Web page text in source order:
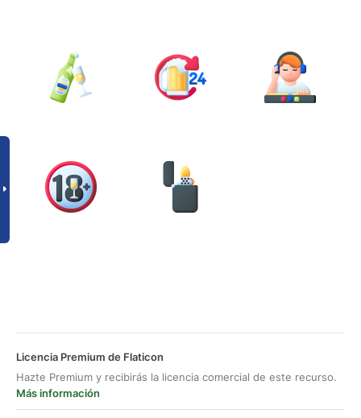
Licencia Premium de Flaticon
Hazte Premium y recibirás la licencia comercial de este recurso.
Más información